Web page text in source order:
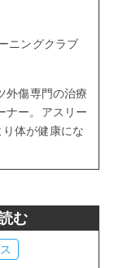
ニングクラブ
傷専門の治療
ナー。アスリー
体が健康にな
む